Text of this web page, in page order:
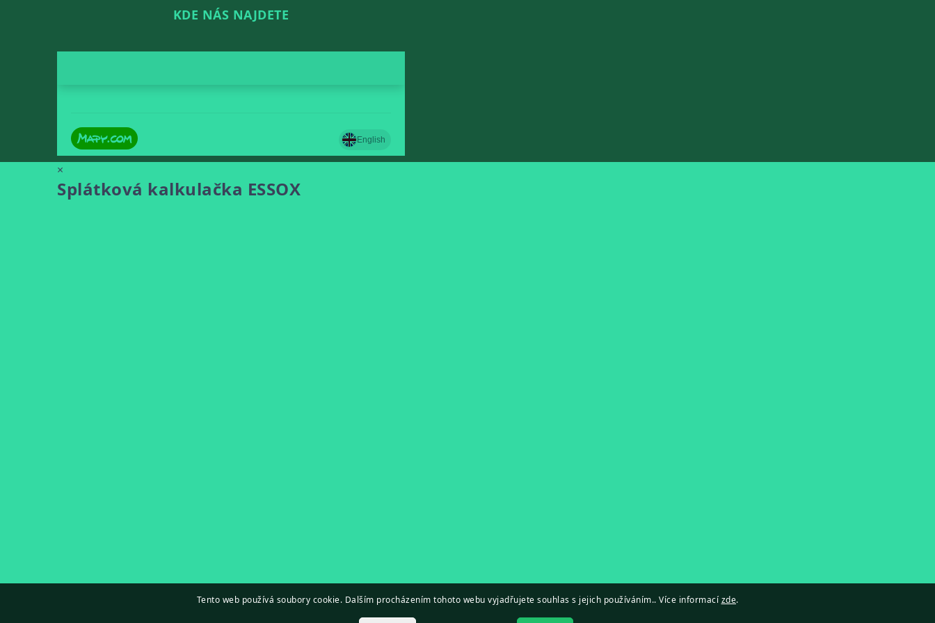
Tento web používá soubory cookie. Dalším procházením tohoto webu vyjadřujete souhlas s jejich používáním.. Více informací zde.
KDE NÁS NAJDETE
×
Splátková kalkulačka ESSOX